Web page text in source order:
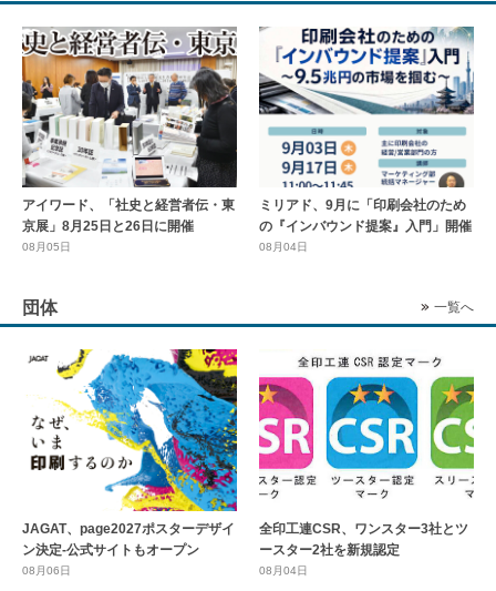
アイワード、「社史と経営者伝・東
京展」8月25日と26日に開催
08月05日
ミリアド、9月に「印刷会社のため
の『インバウンド提案』入門」開催
08月04日
団体 一覧へ
JAGAT、page2027ポスターデザイ
ン決定-公式サイトもオープン
08月06日
全印工連CSR、ワンスター3社とツ
ースター2社を新規認定
08月04日